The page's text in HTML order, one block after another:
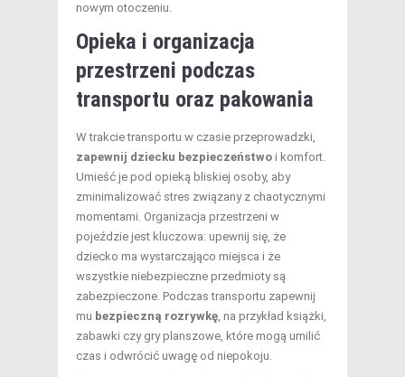
nowym otoczeniu.
Opieka i organizacja
przestrzeni podczas
transportu oraz pakowania
W trakcie transportu w czasie przeprowadzki,
zapewnij dziecku bezpieczeństwo i komfort.
Umieść je pod opieką bliskiej osoby, aby
zminimalizować stres związany z chaotycznymi
momentami. Organizacja przestrzeni w
pojeździe jest kluczowa: upewnij się, że
dziecko ma wystarczająco miejsca i że
wszystkie niebezpieczne przedmioty są
zabezpieczone. Podczas transportu zapewnij
mu bezpieczną rozrywkę, na przykład książki,
zabawki czy gry planszowe, które mogą umilić
czas i odwrócić uwagę od niepokoju.